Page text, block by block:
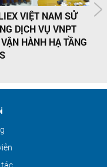
VIỆT NAM SỬ
DỊCH VỤ VNPT
HÀNH HẠ TẦNG